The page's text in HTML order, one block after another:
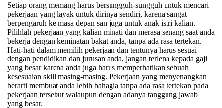
Setiap orang memang harus bersungguh-sungguh untuk mencari
pekerjaan yang layak untuk dirinya sendiri, karena sangat
berpengaruh ke masa depan san juga untuk anak istri kalian.
Pilihlah pekerjaan yang kalian minati dan merasa senang saat anda
bekerja dengan keminatan bakat anda, tanpa ada rasa tertekan.
Hati-hati dalam memilih pekerjaan dan tentunya harus sesuai
dengan pendidikan dan jurusan anda, jangan terlena kepada gaji
yang besar karena anda juga harus memperhatikan sebuah
kesesuaian skill masing-masing. Pekerjaan yang menyenangkan
berarti membuat anda lebih bahagia tanpa ada rasa tertekan pada
pekerjaan tersebut walaupun dengan adanya tanggung jawab
yang besar.